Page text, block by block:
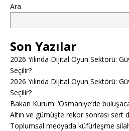
Ara
Son Yazılar
2026 Yılında Dijital Oyun Sektörü:
Seçilir?
2026 Yılında Dijital Oyun Sektörü:
Seçilir?
Bakan Kurum: ‘Osmaniye’de
Altın ve gümüşte rekor sonrası sert
Toplumsal medyada küfürleşme